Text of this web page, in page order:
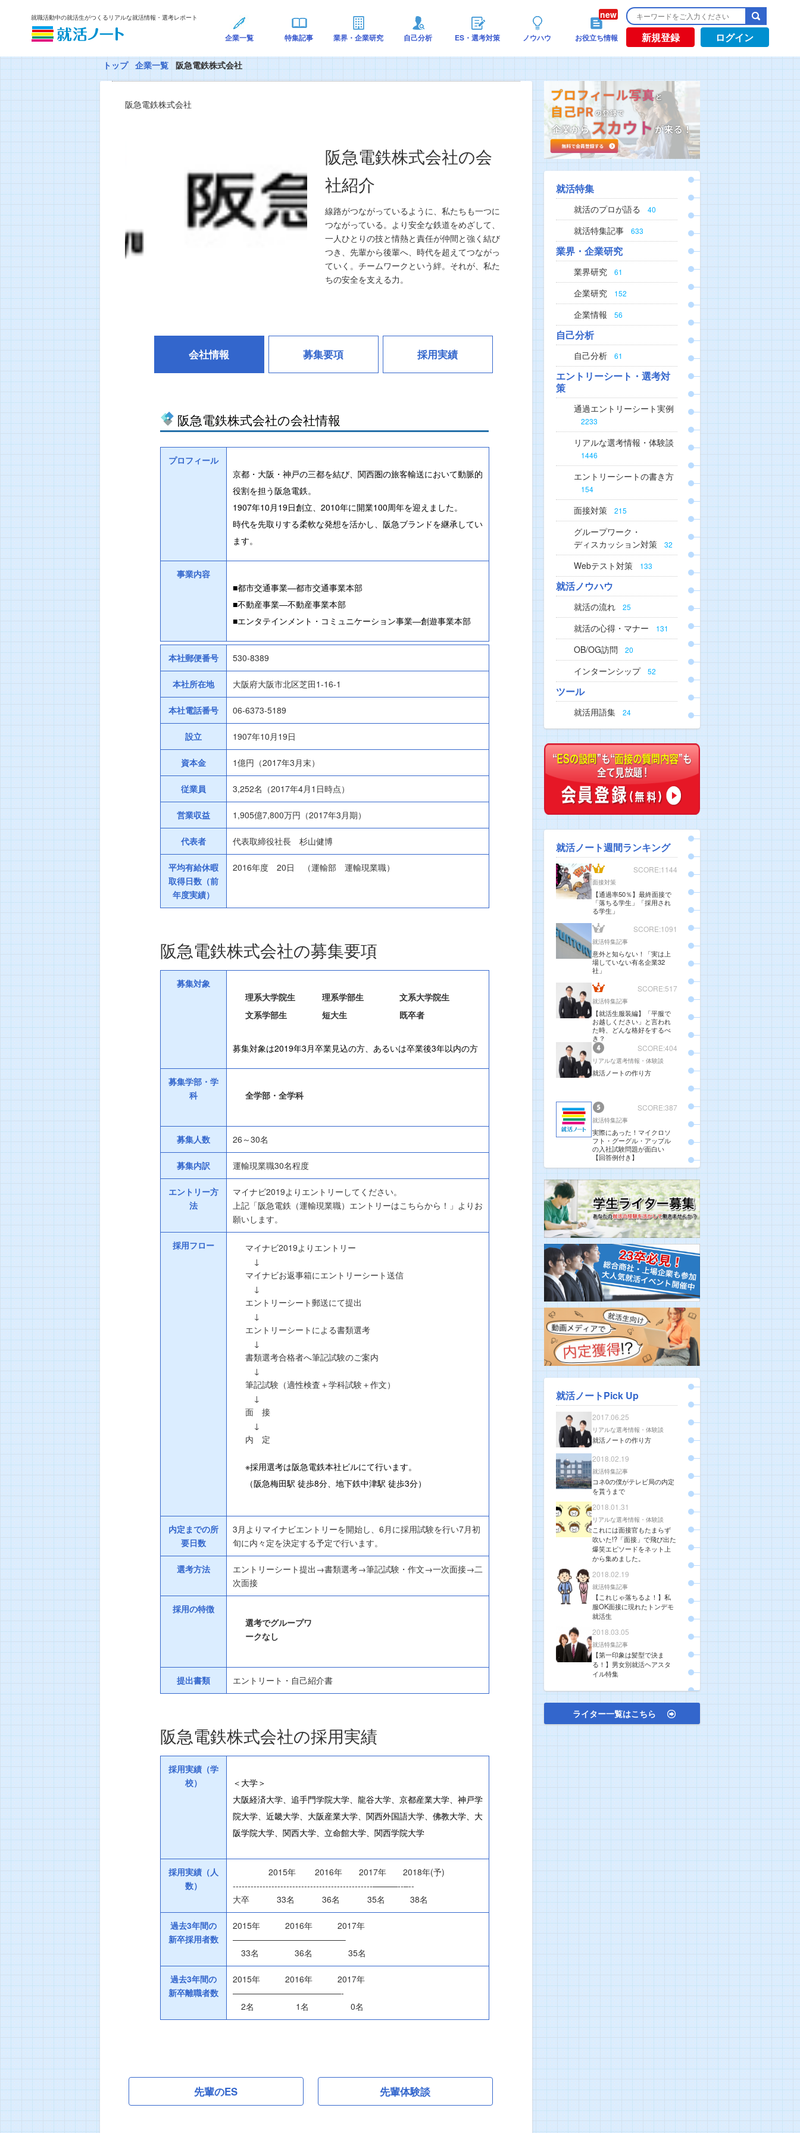
就職活動中の就活生がつくるリアルな就活情報・選考レポート
企業一覧 特集記事 業界・企業研究 自己分析 ES・選考対策 ノウハウ お役立ち情報 新規登録 ログイン
トップ 企業一覧 阪急電鉄株式会社
阪急電鉄株式会社
阪急電鉄株式会社の会
社紹介
線路がつながっているように、私たちも一つに
つながっている。より安全な鉄道をめざして、
一人ひとりの技と情熱と責任が仲間と強く結び
つき、先輩から後輩へ、時代を超えてつながっ
ていく。チームワークという絆。それが、私た
ちの安全を支える力。
会社情報 募集要項 採用実績
阪急電鉄株式会社の会社情報
プロフィール
京都・大阪・神戸の三都を結び、関西圏の旅客輸送において動脈的
役割を担う阪急電鉄。
1907年10月19日創立、2010年に開業100周年を迎えました。
時代を先取りする柔軟な発想を活かし、阪急ブランドを継承してい
ます。
事業内容
■都市交通事業―都市交通事業本部
■不動産事業―不動産事業本部
■エンタテインメント・コミュニケーション事業―創遊事業本部
本社郵便番号 530-8389
本社所在地 大阪府大阪市北区芝田1-16-1
本社電話番号 06-6373-5189
設立 1907年10月19日
資本金 1億円（2017年3月末）
従業員 3,252名（2017年4月1日時点）
営業収益 1,905億7,800万円（2017年3月期）
代表者 代表取締役社長 杉山健博
平均有給休暇
取得日数（前
年度実績）
2016年度 20日 （運輸部 運輸現業職）
阪急電鉄株式会社の募集要項
募集対象
理系大学院生
理系学部生
文系大学院生
文系学部生
短大生 既卒者
募集対象は2019年3月卒業見込の方、あるいは卒業後3年以内の方
募集学部・学
科
全学部・全学科
募集人数 26～30名
募集内訳 運輸現業職30名程度
エントリー方
法
マイナビ2019よりエントリーしてください。
上記「阪急電鉄（運輸現業職）エントリーはこちらから！」よりお
願いします。
採用フロー
マイナビ2019よりエントリー
↓
マイナビお返事箱にエントリーシート送信
↓
エントリーシート郵送にて提出
↓
エントリーシートによる書類選考
↓
書類選考合格者へ筆記試験のご案内
↓
筆記試験（適性検査＋学科試験＋作文）
↓
面 接
↓
内 定
※採用選考は阪急電鉄本社ビルにて行います。
（阪急梅田駅 徒歩8分、地下鉄中津駅 徒歩3分）
内定までの所
要日数
3月よりマイナビエントリーを開始し、6月に採用試験を行い7月初
旬に内々定を決定する予定で行います。
選考方法
エントリーシート提出→書類選考→筆記試験・作文→一次面接→二
次面接
採用の特徴
選考でグループワ
ークなし
提出書類 エントリート・自己紹介書
阪急電鉄株式会社の採用実績
採用実績（学
校）
＜大学＞
大阪経済大学、追手門学院大学、龍谷大学、京都産業大学、神戸学
院大学、近畿大学、大阪産業大学、関西外国語大学、佛教大学、大
阪学院大学、関西大学、立命館大学、関西学院大学
採用実績（人
数）
2015年 2016年 2017年 2018年(予)
‐‐‐‐‐‐‐‐‐‐‐‐‐‐‐‐‐‐‐‐‐‐‐‐‐‐‐‐‐‐‐‐‐‐‐‐‐‐‐‐‐‐‐‐‐‐‐———‐‐–‐‐
大卒 33名 36名 35名 38名
過去3年間の
新卒採用者数
2015年 2016年 2017年
—————————————–
33名 36名 35名
過去3年間の
新卒離職者数
2015年 2016年 2017年
—————————————-
2名 1名 0名
先輩のES 先輩体験談
就活特集
就活のプロが語る 40
就活特集記事 633
業界・企業研究
業界研究 61
企業研究 152
企業情報 56
自己分析
自己分析 61
エントリーシート・選考対
策
通過エントリーシート実例
2233
リアルな選考情報・体験談
1446
エントリーシートの書き方
154
面接対策 215
グループワーク・
ディスカッション対策
32
Webテスト対策 133
就活ノウハウ
就活の流れ 25
就活の心得・マナー 131
OB/OG訪問 20
インターンシップ 52
ツール
就活用語集 24
就活ノート週間ランキング
SCORE:1144
面接対策
【通過率50％】最終面接で
「落ちる学生」「採用され
る学生」
SCORE:1091
就活特集記事
意外と知らない！「実は上
場していない有名企業32
社」
SCORE:517
就活特集記事
【就活生服装編】「平服で
お越しください」と言われ
た時、どんな格好をするべ
き？
SCORE:404
リアルな選考情報・体験談
就活ノートの作り方
SCORE:387
就活特集記事
実際にあった！マイクロソ
フト・グーグル・アップル
の入社試験問題が面白い
【回答例付き】
就活ノートPick Up
2017.06.25
リアルな選考情報・体験談
就活ノートの作り方
2018.02.19
就活特集記事
コネ0の僕がテレビ局の内定
を貰うまで
2018.01.31
リアルな選考情報・体験談
これには面接官もたまらず
吹いた!?「面接」で飛び出た
爆笑エピソードをネット上
から集めました。
2018.02.19
就活特集記事
【これじゃ落ちるよ！】私
服OK面接に現れたトンデモ
就活生
2018.03.05
就活特集記事
【第一印象は髪型で決ま
る！】男女別就活ヘアスタ
イル特集
ライター一覧はこちら